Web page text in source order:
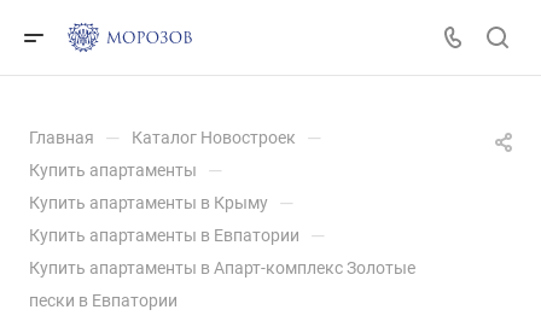
Главная — Каталог Новостроек —
Купить апартаменты —
Купить апартаменты в Крыму —
Купить апартаменты в Евпатории —
Купить апартаменты в Апарт-комплекс Золотые
пески в Евпатории